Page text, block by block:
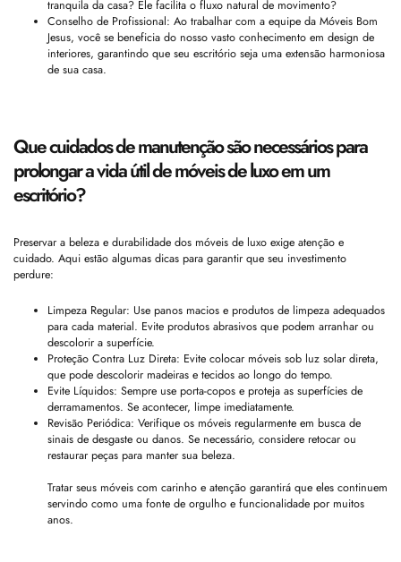
tranquila da casa? Ele facilita o fluxo natural de movimento?
Conselho de Profissional: Ao trabalhar com a equipe da Móveis Bom
Jesus, você se beneficia do nosso vasto conhecimento em design de
interiores, garantindo que seu escritório seja uma extensão harmoniosa
de sua casa.
Que cuidados de manutenção são necessários para
prolongar a vida útil de móveis de luxo em um
escritório?
Preservar a beleza e durabilidade dos móveis de luxo exige atenção e
cuidado. Aqui estão algumas dicas para garantir que seu investimento
perdure:
Limpeza Regular: Use panos macios e produtos de limpeza adequados
para cada material. Evite produtos abrasivos que podem arranhar ou
descolorir a superfície.
Proteção Contra Luz Direta: Evite colocar móveis sob luz solar direta,
que pode descolorir madeiras e tecidos ao longo do tempo.
Evite Líquidos: Sempre use porta-copos e proteja as superfícies de
derramamentos. Se acontecer, limpe imediatamente.
Revisão Periódica: Verifique os móveis regularmente em busca de
sinais de desgaste ou danos. Se necessário, considere retocar ou
restaurar peças para manter sua beleza.
Tratar seus móveis com carinho e atenção garantirá que eles continuem
servindo como uma fonte de orgulho e funcionalidade por muitos
anos.